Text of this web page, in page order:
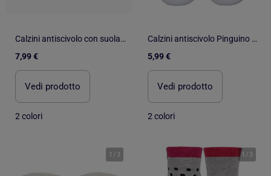
Calzini antiscivolo con suola antiscivolo e Superman
7,99 €
Vedi prodotto
2 colori
Calzini antiscivolo Pinguino - cotone unisex bambino Isotoner
5,99 €
Vedi prodotto
2 colori
1 / 3 1 / 3